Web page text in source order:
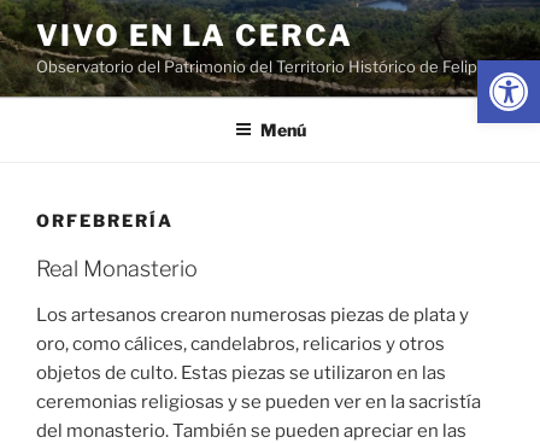
Abrir
Saltar
al
contenido
VIVO EN LA CERCA
Observatorio del Patrimonio del Territorio Histórico de Felipe II
Menú
ORFEBRERÍA
Real Monasterio
Los artesanos crearon numerosas piezas de plata y
oro, como cálices, candelabros, relicarios y otros
objetos de culto. Estas piezas se utilizaron en las
ceremonias religiosas y se pueden ver en la sacristía
del monasterio. También se pueden apreciar en las